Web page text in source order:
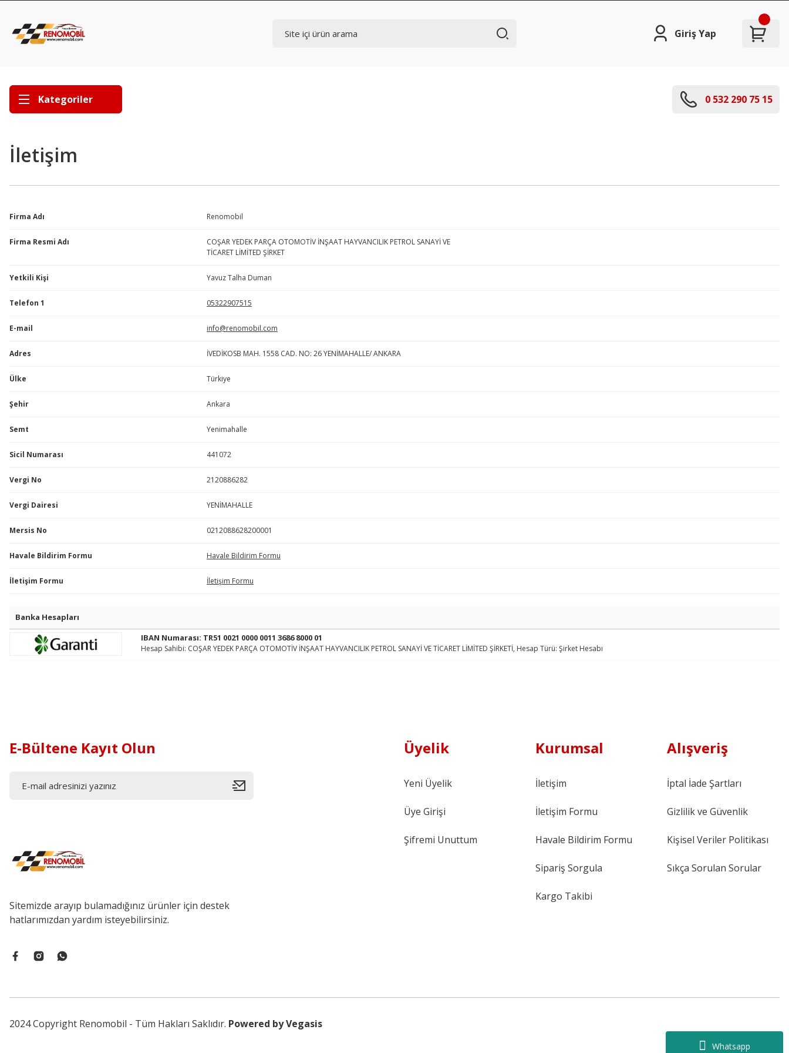
Whatsapp
Giriş Yap
Kategoriler 0 532 290 75 15
İletişim
Firma Adı Renomobil
Firma Resmi Adı
COŞAR YEDEK PARÇA OTOMOTİV İNŞAAT HAYVANCILIK PETROL SANAYİ VE
TİCARET LİMİTED ŞİRKET
Yetkili Kişi Yavuz Talha Duman
Telefon 1 05322907515
E-mail info@renomobil.com
Adres İVEDİKOSB MAH. 1558 CAD. NO: 26 YENİMAHALLE/ ANKARA
Ülke Türkiye
Şehir Ankara
Semt Yenimahalle
Sicil Numarası 441072
Vergi No 2120886282
Vergi Dairesi YENİMAHALLE
Mersis No 0212088628200001
Havale Bildirim Formu Havale Bildirim Formu
İletişim Formu İletişim Formu
Banka Hesapları
IBAN Numarası: TR51 0021 0000 0011 3686 8000 01
Hesap Sahibi: COŞAR YEDEK PARÇA OTOMOTİV İNŞAAT HAYVANCILIK PETROL SANAYİ VE TİCARET LİMİTED ŞİRKETİ, Hesap Türü: Şirket Hesabı
E-Bültene Kayıt Olun
Sitemizde arayıp bulamadığınız ürünler için destek
hatlarımızdan yardım isteyebilirsiniz.
Üyelik
Yeni Üyelik
Üye Girişi
Şifremi Unuttum
Kurumsal
İletişim
İletişim Formu
Havale Bildirim Formu
Sipariş Sorgula
Kargo Takibi
Alışveriş
İptal İade Şartları
Gizlilik ve Güvenlik
Kişisel Veriler Politikası
Sıkça Sorulan Sorular
2024 Copyright Renomobil - Tüm Hakları Saklıdır. Powered by Vegasis